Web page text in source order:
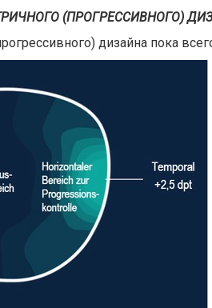
(ПРОГРЕССИВНОГО)
дизайна пока